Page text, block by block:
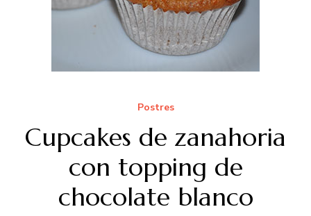
Postres
Cupcakes de zanahoria
con topping de
chocolate blanco